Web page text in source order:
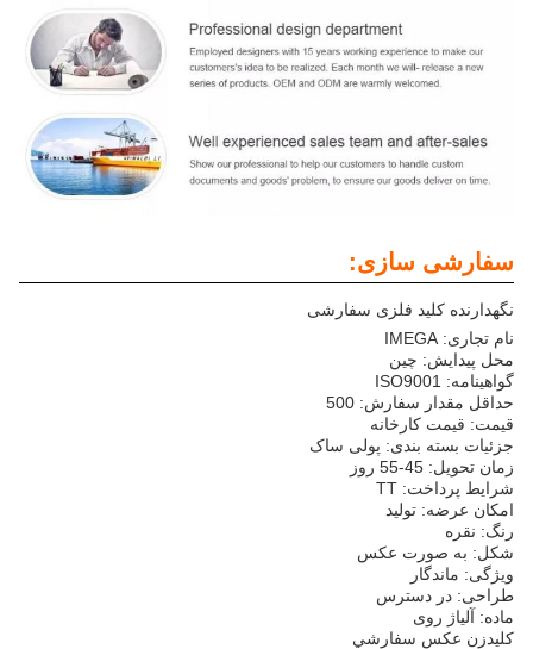
سفارشی سازی:
نگهدارنده کلید فلزی سفارشی
نام تجاری: IMEGA
محل پیدایش: چین
گواهینامه: ISO9001
حداقل مقدار سفارش: 500
قیمت: قیمت کارخانه
جزئیات بسته بندی: پولی ساک
زمان تحویل: 45-55 روز
شرایط پرداخت: TT
امکان عرضه: تولید
رنگ: نقره
شکل: به صورت عکس
ویژگی: ماندگار
طراحی: در دسترس
ماده: آلیاژ روی
کليدزن عکس سفارشي